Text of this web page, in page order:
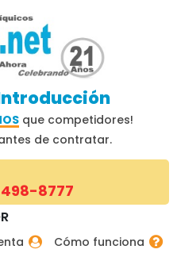
que competidores!
de contratar.
Cómo funciona
8777